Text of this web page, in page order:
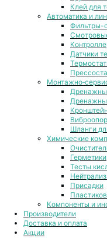
Клей для
Автоматика и
Фильтры-
Датчики
Шланги
Химические
Герметики
Тесты
Присадки
Компоненты и
Производители
Доставка и оплата
Акции